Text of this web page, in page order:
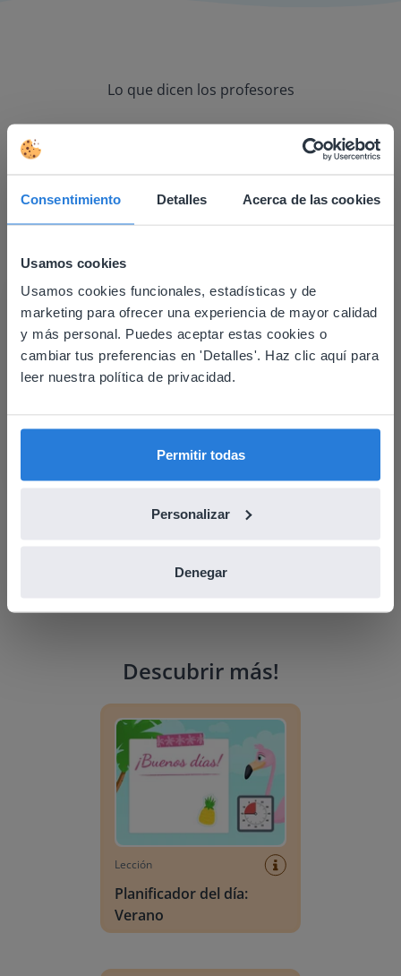
Consentimiento Detalles Acerca de las cookies
Usamos cookies
Usamos cookies funcionales, estadísticas y de
marketing para ofrecer una experiencia de mayor calidad
y más personal. Puedes aceptar estas cookies o
cambiar tus preferencias en 'Detalles'. Haz clic aquí para
leer nuestra política de privacidad.
Permitir todas
Personalizar
Denegar
Lo que dicen los profesores
Es una gran herramienta que utilizo con mi
pizarra y con la formación a distancia.
Carol Collack
Descubrir más!
Lección
Planificador del día:
Verano
This website doesn't match
your location
Based on your location, we think you might
prefer to visit our English website. There you'll
English
Español